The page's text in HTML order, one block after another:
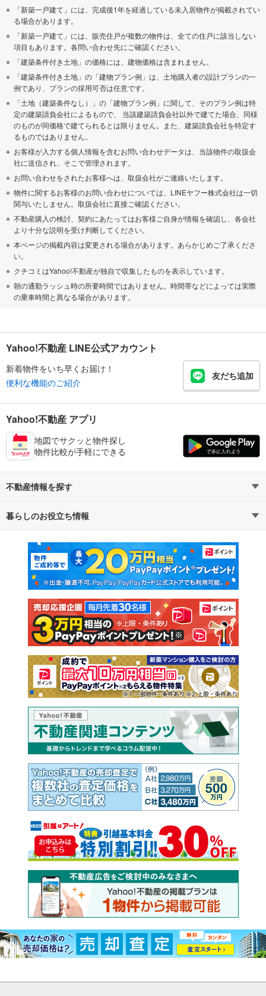
「新築一戸建て」には、完成後1年を経過している未入居物件が掲載されてい
る場合があります。
「新築一戸建て」には、販売住戸が複数の物件は、全ての住戸に該当しない
項目もあります。各問い合わせ先にご確認ください。
「建築条件付き土地」の価格には、建物価格は含まれません。
「建築条件付き土地」の「建物プラン例」は、土地購入者の設計プランの一
例であり、プランの採用可否は任意です。
「土地（建築条件なし）」の「建物プラン例」に関して、そのプラン例は特
定の建築請負会社によるもので、 当該建築請負会社以外で建てた場合、同様
のものが同価格で建てられるとは限りません。また、建築請負会社を特定す
るものではありません。
お客様が入力する個人情報を含むお問い合わせデータは、当該物件の取扱会
社に送信され、そこで管理されます。
お問い合わせをされたお客様へは、取扱会社がご連絡いたします。
物件に関するお客様のお問い合わせについては、LINEヤフー株式会社は一切
関与いたしません。取扱会社に直接ご確認ください。
不動産購入の検討、契約にあたってはお客様ご自身が情報を確認し、各会社
より十分な説明を受け判断してください。
本ページの掲載内容は変更される場合があります。あらかじめご了承くださ
い。
クチコミはYahoo!不動産が独自で収集したものを表示しています。
朝の通勤ラッシュ時の所要時間ではありません。時間帯などによっては実際
の乗車時間と異なる場合があります。
Yahoo!不動産 LINE公式アカウント
新着物件をいち早くお届け！
便利な機能のご紹介
友だち追加
Yahoo!不動産 アプリ
地図でサクッと物件探し
物件比較が手軽にできる
不動産情報を探す
不動産・住宅
新築マンション 中古マンション
新築一戸建て 中古一戸建て
注文住宅 土地
売却査定
暮らしのお役立ち情報
マンションカタログ 教えて！住まいの先生